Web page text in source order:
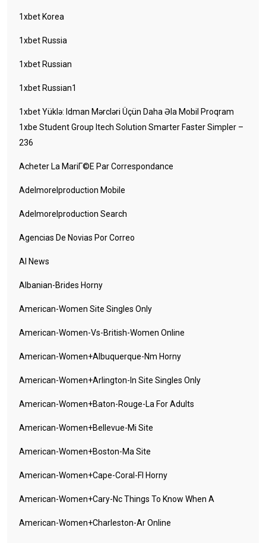
1xbet Korea
1xbet Russia
1xbet Russian
1xbet Russian1
1xbet Yüklə: Idman Mərcləri Üçün Daha Əla Mobil Proqram
1xbe Student Group Itech Solution Smarter Faster Simpler –
236
Acheter La MariГ©e Par Correspondance
Adelmorelproduction Mobile
Adelmorelproduction Search
Agencias De Novias Por Correo
AI News
Albanian-Brides Horny
American-Women Site Singles Only
American-Women-Vs-British-Women Online
American-Women+albuquerque-Nm Horny
American-Women+arlington-In Site Singles Only
American-Women+baton-Rouge-La For Adults
American-Women+bellevue-Mi Site
American-Women+boston-Ma Site
American-Women+cape-Coral-Fl Horny
American-Women+cary-Nc Things To Know When A
American-Women+charleston-Ar Online